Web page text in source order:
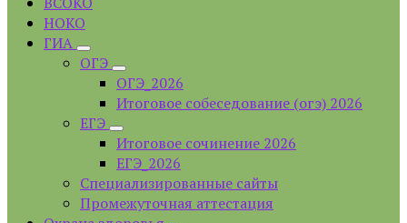
НОКО
ГИА
ОГЭ
ОГЭ_2026
Итоговое собеседование (огэ) 2026
ЕГЭ
Итоговое сочинение 2026
ЕГЭ_2026
Специализированные сайты
Промежуточная аттестация